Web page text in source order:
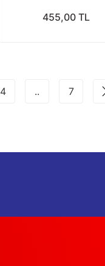
455,00 TL
4 .. 7